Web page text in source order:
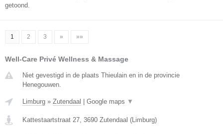
getoond.
1 2 3 » »»
Well-Care Privé Wellness & Massage
Niet gevestigd in de plaats Thieulain en in de provincie
Henegouwen.
Limburg » Zutendaal Google maps ▼
Kattestaartstraat 27, 3690 Zutendaal (Limburg)